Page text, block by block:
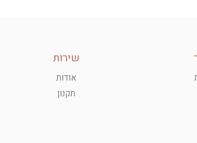
שירות
אודות
תקנון